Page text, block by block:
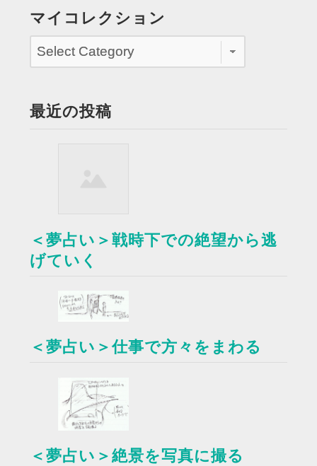
逃
す”
送
り
マイコレクション
最近の投稿
＜夢占い＞戦時下での絶望から逃
げていく
＜夢占い＞仕事で方々をまわる
＜夢占い＞絶景を写真に撮る